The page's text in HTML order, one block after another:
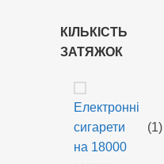
КІЛЬКІСТЬ
ЗАТЯЖОК
Електронні
сигарети
на 18000
(1)